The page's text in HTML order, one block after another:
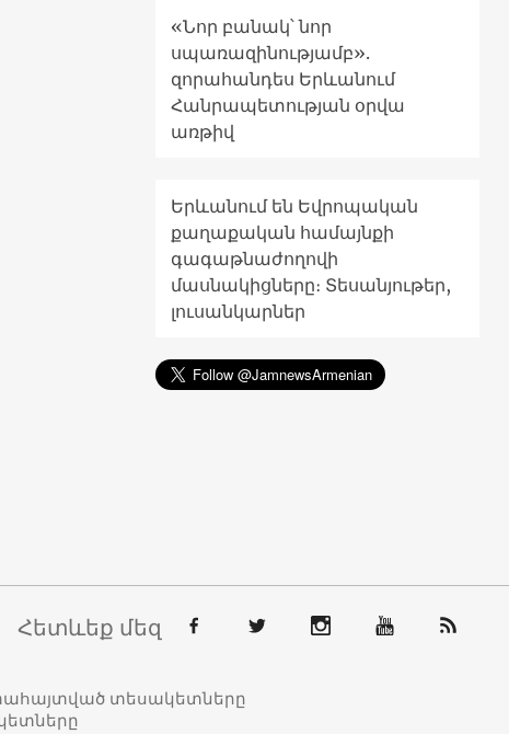
«Նոր բանակ՝ նոր
սպառազինությամբ».
զորահանդես Երևանում
Հանրապետության օրվա
առթիվ
Երևանում են Եվրոպական
քաղաքական համայնքի
գագաթնաժողովի
մասնակիցները։ Տեսանյութեր,
լուսանկարներ
Հետևեք մեզ
տեսակետները